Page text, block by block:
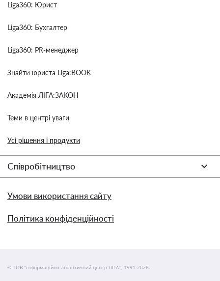
Liga360: Юрист
Liga360: Бухгалтер
Liga360: PR-менеджер
Знайти юриста Liga:BOOK
Академія ЛІГА:ЗАКОН
Теми в центрі уваги
Усі рішення і продукти
Співробітництво
Умови використання сайту
Політика конфіденційності
© ТОВ "інформаційно-аналітичний центр ЛІГА", 1991-2026.